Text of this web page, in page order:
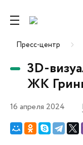
Агентам
Ремонт от
Трейд-Ин
Пресс-центр
3D-
ЖК
16 апреля 2024